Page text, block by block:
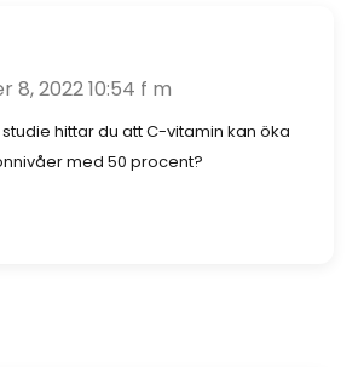
8, 2022 10:54 f m
studie hittar du att C-vitamin kan öka
med 50 procent?